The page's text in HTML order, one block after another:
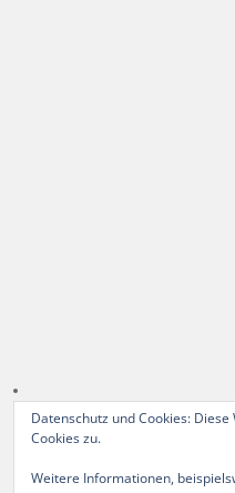
Datenschutz und Cookies:
Cookies zu.
Weitere Informationen,